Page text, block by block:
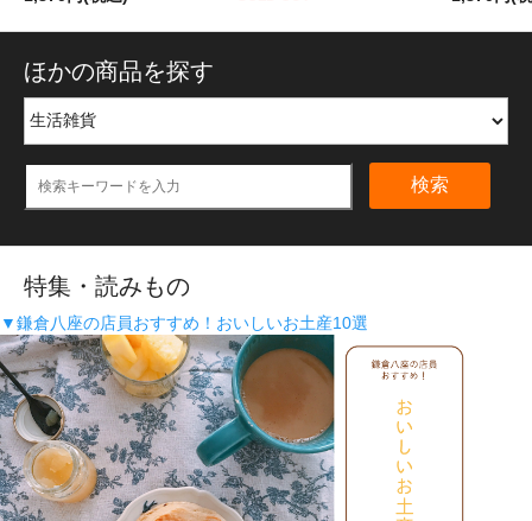
ほかの商品を探す
検索
特集・読みもの
▼鎌倉八座の店員おすすめ！おいしいお土産10選